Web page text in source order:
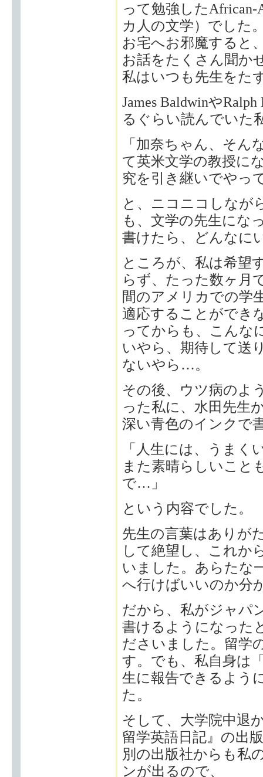
って勉強したAfrican-
カ人の文学）でした
お宅へお邪魔すると
お話をたくさん聞か
私はいつも先生をた
James Baldwinや
るぐらい読んでいた
「加奈ちゃん、そん
て英米文学の教授に
究を引き継いでやっ
と、ニコニコしなが
も、文学の先生にな
書けたら、どんなに
ところが、私は希望
らず、たった数ヶ月
間のアメリカでの学
適応することができ
ってからも、こんな
いやら、期待して送
ないやら…。
その後、ウツ病のよ
った私に、水田先生
深い青色のインクで
「人生には、うまく
また素晴らしいこと
で…」
という内容でした。
先生の言葉はありが
して絶望し、これか
いました。あらたな
へ行けばいいのか分
だから、私がジャパ
書けるようになった
ださいました。留学
す。でも、私自身は
生に報告できるよう
た。
そして、大学院中退
留学英語日記』の出
別の出版社からも私
ンが出るので、